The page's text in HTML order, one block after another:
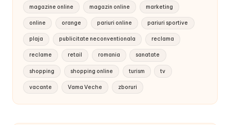
magazine online magazin online marketing
online orange pariuri online pariuri sportive
plaja publicitate neconventionala reclama
reclame retail romania sanatate
shopping shopping online turism tv
vacante Vama Veche zboruri